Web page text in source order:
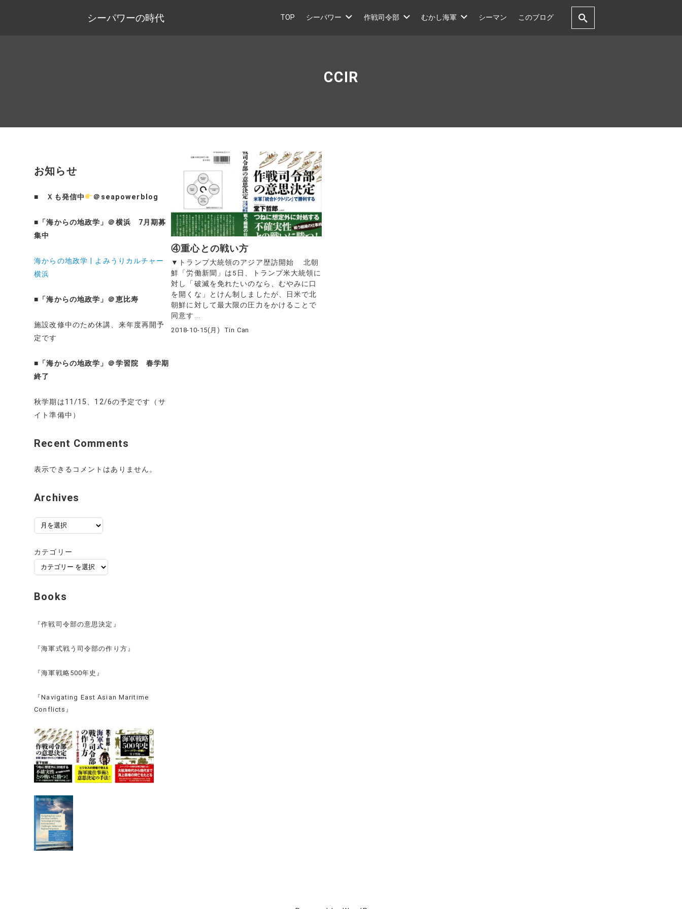
シーパワーの時代 TOP シーパワー 作戦司令部 むかし海軍 シーマン このブログ
CCIR
④重心との戦い方
▼トランプ大統領のアジア歴訪開始 北朝
鮮「労働新聞」は5日、トランプ米大統領に
対し「破滅を免れたいのなら、むやみに口
を開くな」とけん制しましたが、日米で北
朝鮮に対して最大限の圧力をかけることで
同意す...
2018-10-15(月) Tin Can
お知らせ
■ Ｘも発信中 ＠seapowerblog
■ 「海からの地政学」＠横浜 7月期募
集中
海からの地政学 | よみうりカルチャー
横浜
■ 「海からの地政学」＠恵比寿
施設改修中のため休講、来年度再開予
定です
■ 「海からの地政学」＠学習院 春学期
終了
秋学期は11/15、12/6の予定です（サ
イト準備中）
Recent Comments
表示できるコメントはありません。
Archives
ー
カ
イ
ブ
カテゴリー
Books
『作戦司令部の意思決定』
『海軍式戦う司令部の作り方』
『海軍戦略500年史』
『Navigating East Asian Maritime
Conflicts』